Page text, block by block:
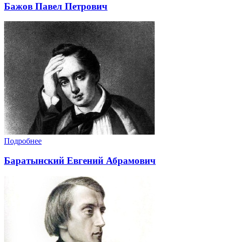
Бажов Павел Петрович
Подробнее
Баратынский Евгений Абрамович